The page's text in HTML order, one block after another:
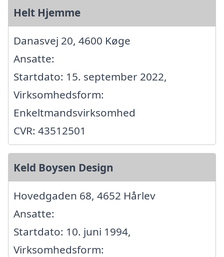
Helt Hjemme
Danasvej 20, 4600 Køge
Ansatte:
Startdato: 15. september 2022,
Virksomhedsform:
Enkeltmandsvirksomhed
CVR: 43512501
Keld Boysen Design
Hovedgaden 68, 4652 Hårlev
Ansatte:
Startdato: 10. juni 1994,
Virksomhedsform: